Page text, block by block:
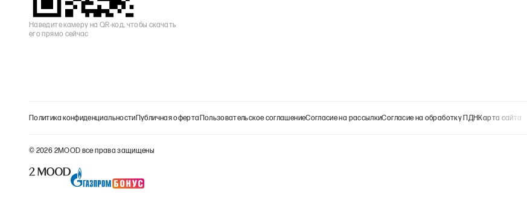
Наведите камеру на QR-код, чтобы скачать
его прямо сейчас
Политика конфиденциальности Публичная оферта Пользовательское соглашениеСогласие на рассылкиСогласие на обработку ПДНКарта сайта
© 2026 2MOOD все права защищены